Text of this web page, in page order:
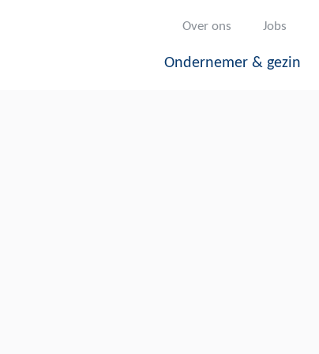
Over ons Jobs
Ondernemer & gezin